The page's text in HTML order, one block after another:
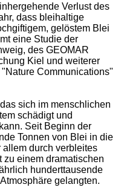
Verlust des
dass bleihaltige
gelöstem Blei
eine Studie der
des GEOMAR
Kiel und weiterer
Communications"
sich im menschlichen
schädigt und
Seit Beginn der
Tonnen von Blei in die
durch verbleites
zu einem dramatischen
hunderttausende
gelangten.